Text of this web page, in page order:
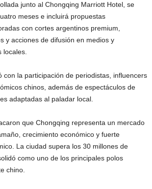
junto al Chongqing Marriott Hotel, se
meses e incluirá propuestas
con cortes argentinos premium,
y acciones de difusión en medios y
locales.
con la participación de periodistas, influencers
chinos, además de espectáculos de
adaptadas al paladar local.
que Chongqing representa un mercado
crecimiento económico y fuerte
La ciudad supera los 30 millones de
como uno de los principales polos
chino.